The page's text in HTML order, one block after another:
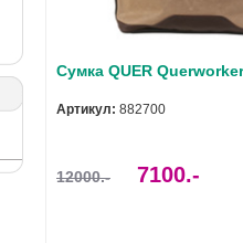
Сумка QUER
Артикул: 882700
12000.- 7100.-